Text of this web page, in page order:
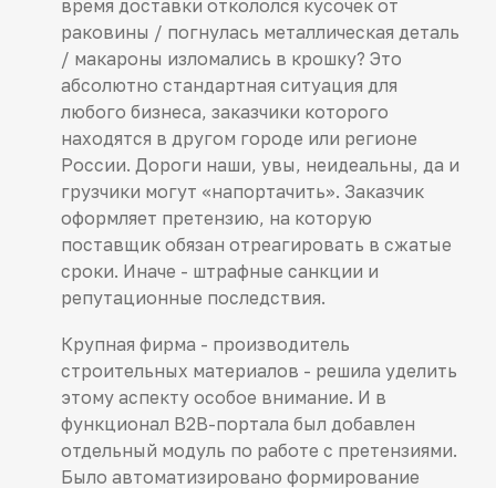
время доставки откололся кусочек от
раковины / погнулась металлическая деталь
/ макароны изломались в крошку? Это
абсолютно стандартная ситуация для
любого бизнеса, заказчики которого
находятся в другом городе или регионе
России. Дороги наши, увы, неидеальны, да и
грузчики могут «напортачить». Заказчик
оформляет претензию, на которую
поставщик обязан отреагировать в сжатые
сроки. Иначе - штрафные санкции и
репутационные последствия.
Крупная фирма - производитель
строительных материалов - решила уделить
этому аспекту особое внимание. И в
функционал B2B-портала был добавлен
отдельный модуль по работе с претензиями.
Было автоматизировано формирование